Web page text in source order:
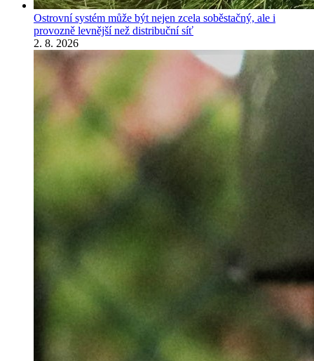
Ostrovní systém může být nejen zcela soběstačný, ale i
provozně levnější než distribuční síť
2. 8. 2026